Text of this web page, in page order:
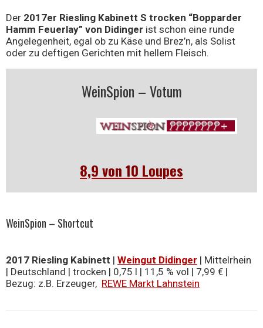
Der 2017er Riesling Kabinett S trocken “Bopparder
Hamm Feuerlay” von Didinger ist schon eine runde
Angelegenheit, egal ob zu Käse und Brez’n, als Solist
oder zu deftigen Gerichten mit hellem Fleisch.
WeinSpion – Votum
8,9 von 10 Loupes
WeinSpion – Shortcut
2017 Riesling Kabinett | Weingut Didinger | Mittelrhein
| Deutschland | trocken | 0,75 l | 11,5 % vol | 7,99 € |
Bezug: z.B. Erzeuger, REWE Markt Lahnstein